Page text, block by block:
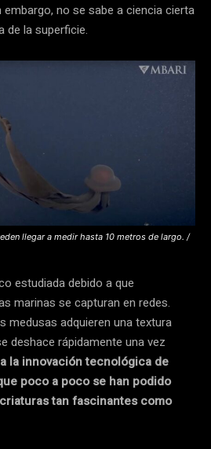
embargo, no se sabe a ciencia cierta
de la superficie.
llegar a medir hasta 10 metros de largo. /
estudiada debido a que
marinas se capturan en redes.
medusas adquieren una textura
deshace rápidamente una vez
la innovación tecnológica de
poco a poco se han podido
tan fascinantes como